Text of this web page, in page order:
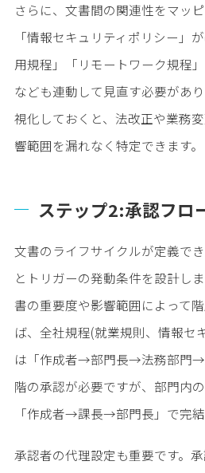
さらに、文書間の関連性をマッ
「情報セキュリティポリシー」
用規程」「リモートワーク規程
なども連動して見直す必要があ
視化しておくと、法改正や業務
響範囲を漏れなく特定できます。
ステップ2:承認フロ
文書のライフサイクルが定義で
とトリガーの発動条件を設計し
書の重要度や影響範囲によって
ば、全社規程(就業規則、情報セ
は「作成者→部門長→法務部門→
階の承認が必要ですが、部門内
「作成者→課長→部門長」で完結
承認者の代理設定も重要です。